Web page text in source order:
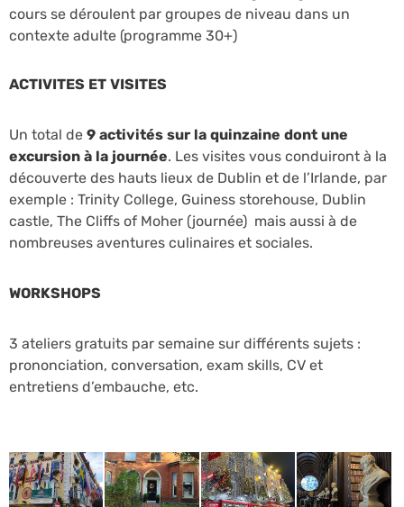
cours se déroulent par groupes de niveau dans un
contexte adulte (programme 30+)
ACTIVITES ET VISITES
Un total de 9 activités sur la quinzaine dont une
excursion à la journée. Les visites vous conduiront à la
découverte des hauts lieux de Dublin et de l’Irlande, par
exemple : Trinity College, Guiness storehouse, Dublin
castle, The Cliffs of Moher (journée) mais aussi à de
nombreuses aventures culinaires et sociales.
WORKSHOPS
3 ateliers gratuits par semaine sur différents sujets :
prononciation, conversation, exam skills, CV et
entretiens d’embauche, etc.